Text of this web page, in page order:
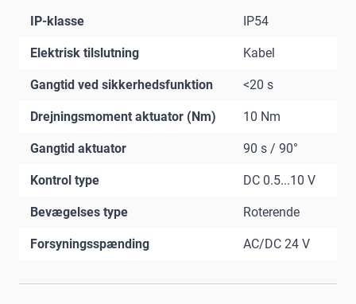
IP-klasse IP54
Elektrisk tilslutning Kabel
Gangtid ved sikkerhedsfunktion <20 s
Drejningsmoment aktuator (Nm) 10 Nm
Gangtid aktuator 90 s / 90°
Kontrol type DC 0.5...10 V
Bevægelses type Roterende
Forsyningsspænding AC/DC 24 V